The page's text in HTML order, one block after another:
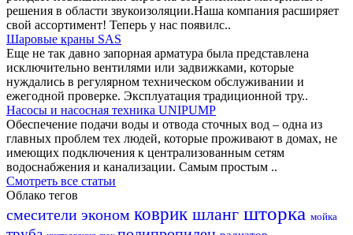
решения в области звукоизоляции.Наша компания расширяет
свой ассортимент! Теперь у нас появилс..
Шаровые краны SAS
Еще не так давно запорная арматура была представлена
исключительно вентилями или задвижками, которые
нуждались в регулярном техническом обслуживании и
ежегодной проверке. Эксплуатация традиционной тру..
Насосы и насосная техника UNIPUMP
Обеспечение подачи воды и отвода сточных вод – одна из
главных проблем тех людей, которые проживают в домах, не
имеющих подключения к централизованным сетям
водоснабжения и канализации. Самым простым ..
Смотреть все статьи
Облако тегов
смесители эконом коврик шланг шторка мойка